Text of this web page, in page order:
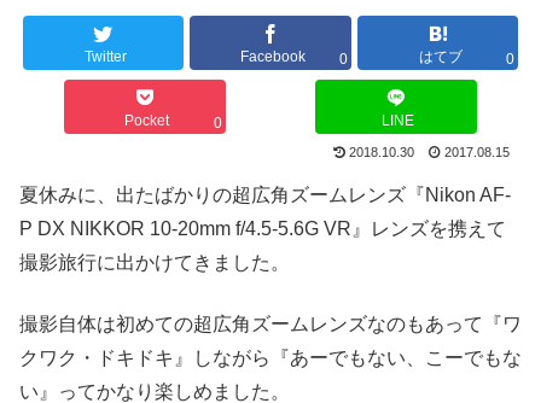
Twitter Facebook 0 はてブ 0
Pocket 0 LINE
2018.10.30 2017.08.15
夏休みに、出たばかりの超広角ズームレンズ『Nikon AF-
P DX NIKKOR 10-20mm f/4.5-5.6G VR』レンズを携えて
撮影旅行に出かけてきました。
撮影自体は初めての超広角ズームレンズなのもあって『ワ
クワク・ドキドキ』しながら『あーでもない、こーでもな
い』ってかなり楽しめました。